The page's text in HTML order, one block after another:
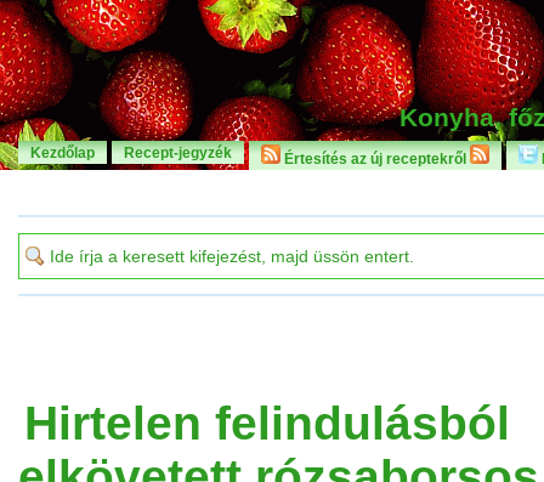
Konyha,
Kezdőlap Recept-jegyzék Értesítés az új receptekről
Hirtelen felindulásból